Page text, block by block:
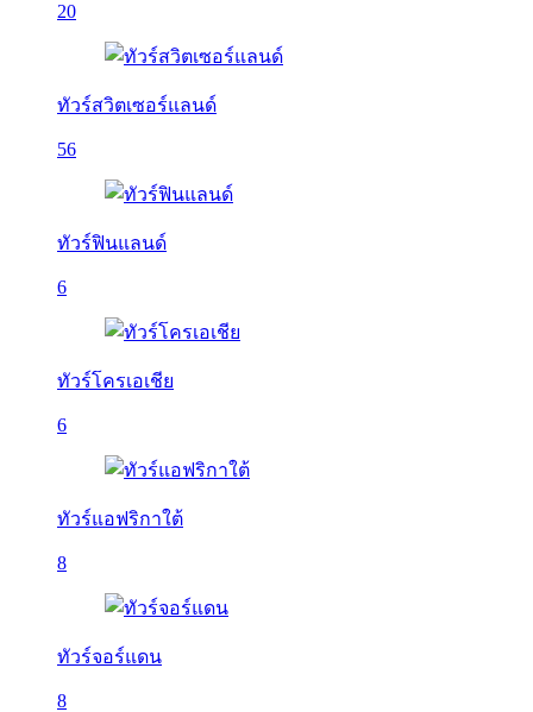
20
ทัวร์สวิตเซอร์แลนด์
56
ทัวร์ฟินแลนด์
6
ทัวร์โครเอเชีย
6
ทัวร์แอฟริกาใต้
8
ทัวร์จอร์แดน
8